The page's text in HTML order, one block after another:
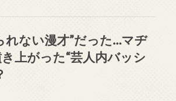
れない漫才”だった…マヂ
上がった“芸人内バッシ